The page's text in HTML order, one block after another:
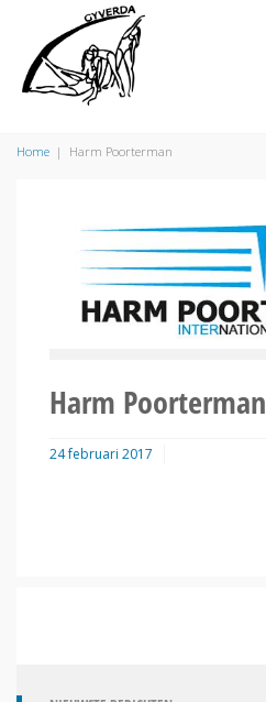
Home | Harm Poorterman
Harm Poorterman
24 februari 2017